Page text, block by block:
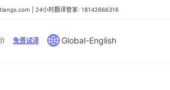
| 24小时翻译管家: 18142666316
免费试译 Global-English